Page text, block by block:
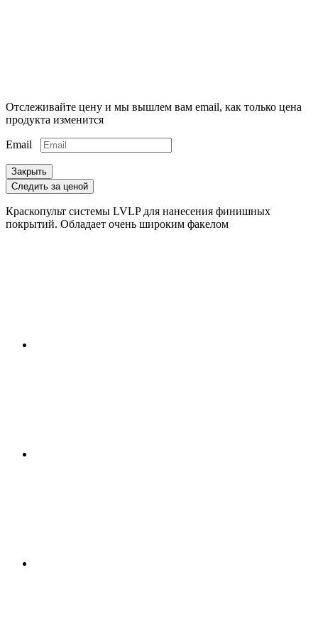
Отслеживайте цену и мы вышлем вам email, как только цена
продукта изменится
Email
Закрыть
Следить за ценой
Краскопульт системы LVLP для нанесения финишных
покрытий. Обладает очень широким факелом